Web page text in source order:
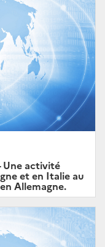
Une activité
et en Italie au
Allemagne.